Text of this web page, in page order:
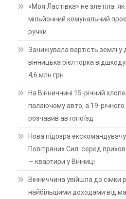
«Моя Ластівка» не злетіла: як
мільйонний комунальний
ручки
Занижувала вартість землі у
вінницька рієлторка
4,6 млн грн
На Вінниччині 15-річний
палаючому авто, а 19-річного
розчавив автопоїзд
Нова підозра екскомандувачу
Повітряних Сил: серед
— квартири у Вінниці
Вінниччина увійшла до сімки
найбільшими доходами від